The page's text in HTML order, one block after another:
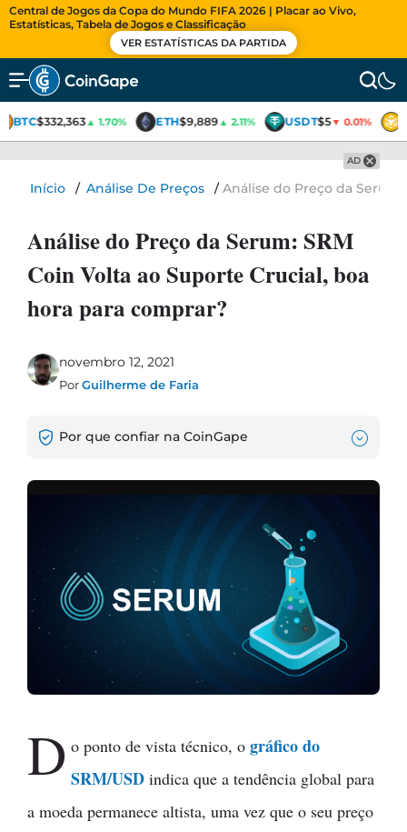
Central de Jogos da Copa do Mundo FIFA 2026 | Placar ao Vivo,
Estatísticas, Tabela de Jogos e Classificação
VER ESTATÍSTICAS DA PARTIDA
BTC$332,363▲ 1.70% ETH$9,889▲ 2.11% USDT$5▼ 0.01%
AD
Início / Análise De Preços /Análise do Preço da
Análise do Preço da Serum: SRM
Coin Volta ao Suporte Crucial, boa
hora para comprar?
novembro 12, 2021
PorGuilherme de Faria
Por que confiar na CoinGape
D o ponto de vista técnico, ográfico do
SRM/USD indica que a tendência global para
a moeda permanece altista, uma vez que o seu preço